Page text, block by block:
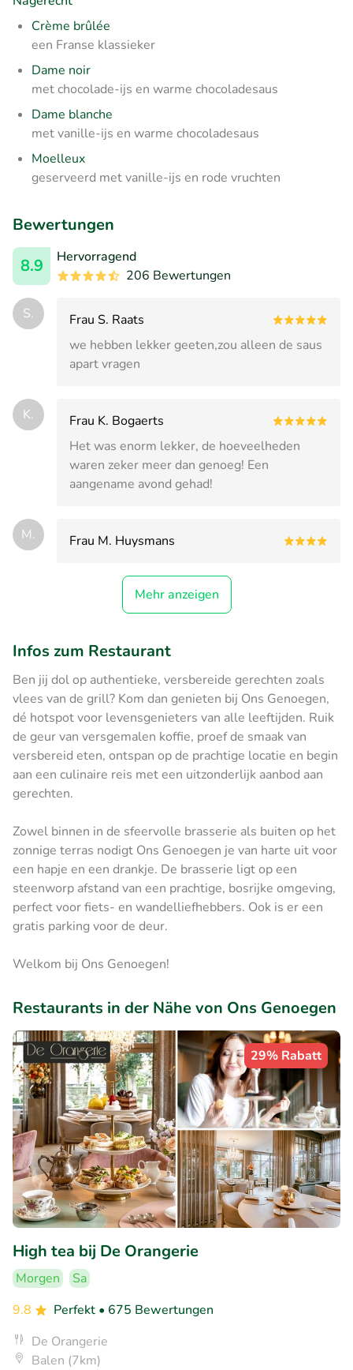
Crème brûlée
een Franse klassieker
Dame noir
met chocolade-ijs en warme chocoladesaus
Dame blanche
met vanille-ijs en warme chocoladesaus
Moelleux
geserveerd met vanille-ijs en rode vruchten
Bewertungen
8.9
Hervorragend
206 Bewertungen
S.
Frau S. Raats
we hebben lekker geeten,zou alleen de saus
apart vragen
K.
Frau K. Bogaerts
Het was enorm lekker, de hoeveelheden
waren zeker meer dan genoeg! Een
aangename avond gehad!
M. Frau M. Huysmans
Mehr anzeigen
Infos zum Restaurant
Ben jij dol op authentieke, versbereide gerechten zoals
vlees van de grill? Kom dan genieten bij Ons Genoegen,
dé hotspot voor levensgenieters van alle leeftijden. Ruik
de geur van versgemalen koffie, proef de smaak van
versbereid eten, ontspan op de prachtige locatie en begin
aan een culinaire reis met een uitzonderlijk aanbod aan
gerechten.
Zowel binnen in de sfeervolle brasserie als buiten op het
zonnige terras nodigt Ons Genoegen je van harte uit voor
een hapje en een drankje. De brasserie ligt op een
steenworp afstand van een prachtige, bosrijke omgeving,
perfect voor fiets- en wandelliefhebbers. Ook is er een
gratis parking voor de deur.
Welkom bij Ons Genoegen!
Restaurants in der Nähe von Ons Genoegen
29% Rabatt
High tea bij De Orangerie
Morgen
Sa
9.8
Perfekt • 675 Bewertungen
De Orangerie
Balen (7km)